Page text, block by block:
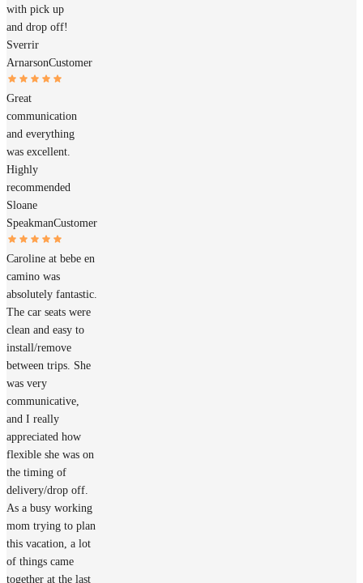
with pick up
and drop off!
Sverrir
ArnarsonCustomer
Great
communication
and everything
was excellent.
Highly
recommended
Sloane
SpeakmanCustomer
Caroline at bebe en
camino was
absolutely fantastic.
The car seats were
clean and easy to
install/remove
between trips. She
was very
communicative,
and I really
appreciated how
flexible she was on
the timing of
delivery/drop off.
As a busy working
mom trying to plan
this vacation, a lot
of things came
together at the last